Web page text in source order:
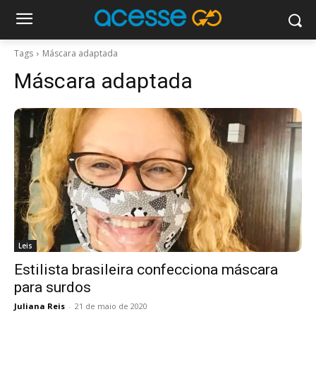
Tags Máscara adaptada
Máscara adaptada
Leis
Estilista brasileira confecciona máscara
para surdos
Juliana Reis - 21 de maio de 2020